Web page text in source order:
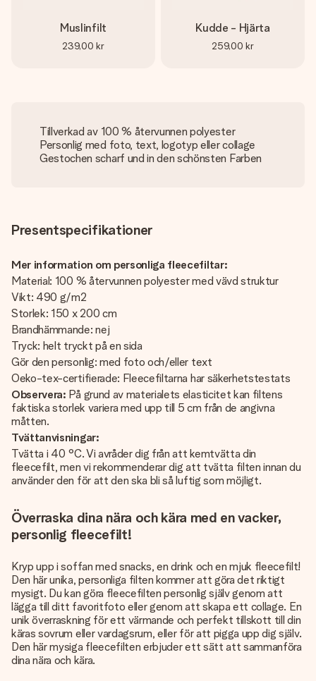
Muslinfilt
239,00 kr
Kudde - Hjärta
259,00 kr
Tillverkad av 100 % återvunnen polyester
Personlig med foto, text, logotyp eller collage
Gestochen scharf und in den schönsten Farben
Presentspecifikationer
Mer information om personliga fleecefiltar:
Material: 100 % återvunnen polyester med vävd struktur
Vikt: 490 g/m2
Storlek: 150 x 200 cm
Brandhämmande: nej
Tryck: helt tryckt på en sida
Gör den personlig: med foto och/eller text
Oeko-tex-certifierade: Fleecefiltarna har säkerhetstestats
Observera: På grund av materialets elasticitet kan filtens
faktiska storlek variera med upp till 5 cm från de angivna
måtten.
Tvättanvisningar:
Tvätta i 40 °C. Vi avråder dig från att kemtvätta din
fleecefilt, men vi rekommenderar dig att tvätta filten innan du
använder den för att den ska bli så luftig som möjligt.
Överraska dina nära och kära med en vacker,
personlig fleecefilt!
Kryp upp i soffan med snacks, en drink och en mjuk fleecefilt!
Den här unika, personliga filten kommer att göra det riktigt
mysigt. Du kan göra fleecefilten personlig själv genom att
lägga till ditt favoritfoto eller genom att skapa ett collage. En
unik överraskning för ett värmande och perfekt tillskott till din
käras sovrum eller vardagsrum, eller för att pigga upp dig själv.
Den här mysiga fleecefilten erbjuder ett sätt att sammanföra
dina nära och kära.